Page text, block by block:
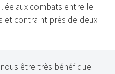
aux combats entre le
et contraint près de deux
être très bénéfique